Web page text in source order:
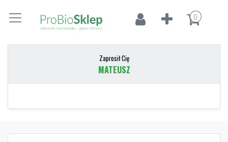
0
Zaprosił Cię
MATEUSZ